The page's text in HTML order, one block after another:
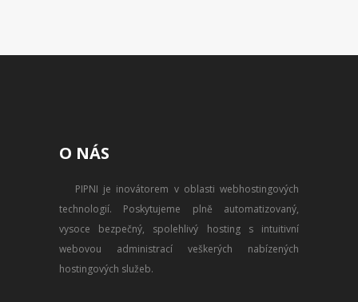
O NÁS
PIPNI je inovátorem v oblasti webhostingových
technologií. Poskytujeme plně automatizovaný,
vysoce bezpečný, spolehlivý hosting s intuitivní
webovou administrací veškerých nabízených
hostingových služeb.